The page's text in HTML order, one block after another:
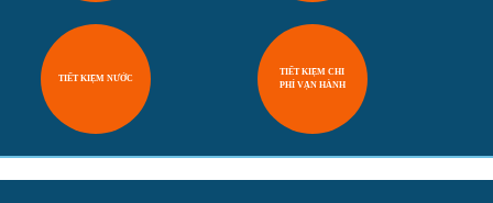
TIẾT KIỆM NƯỚC
TIẾT KIỆM CHI
PHÍ VẬN HÀNH